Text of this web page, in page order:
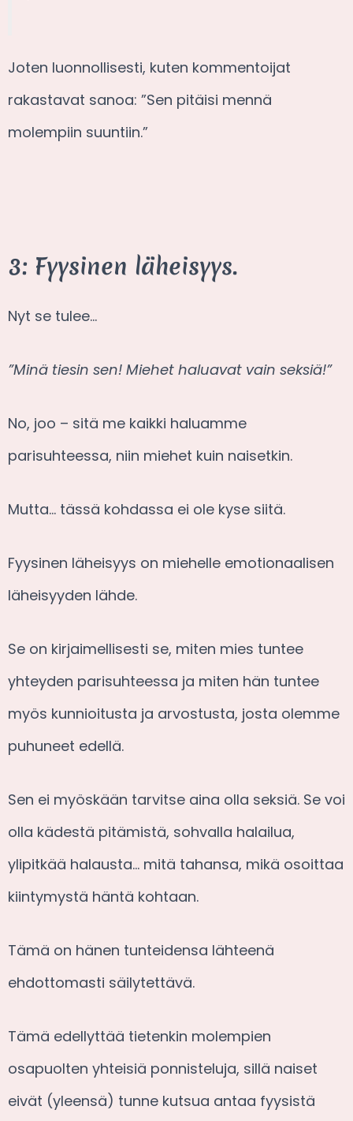
Joten luonnollisesti, kuten kommentoijat
rakastavat sanoa: ”Sen pitäisi mennä
molempiin suuntiin.”
3: Fyysinen läheisyys.
Nyt se tulee…
”Minä tiesin sen! Miehet haluavat vain seksiä!”
No, joo – sitä me kaikki haluamme
parisuhteessa, niin miehet kuin naisetkin.
Mutta… tässä kohdassa ei ole kyse siitä.
Fyysinen läheisyys on miehelle emotionaalisen
läheisyyden lähde.
Se on kirjaimellisesti se, miten mies tuntee
yhteyden parisuhteessa ja miten hän tuntee
myös kunnioitusta ja arvostusta, josta olemme
puhuneet edellä.
Sen ei myöskään tarvitse aina olla seksiä. Se voi
olla kädestä pitämistä, sohvalla halailua,
ylipitkää halausta… mitä tahansa, mikä osoittaa
kiintymystä häntä kohtaan.
Tämä on hänen tunteidensa lähteenä
ehdottomasti säilytettävä.
Tämä edellyttää tietenkin molempien
osapuolten yhteisiä ponnisteluja, sillä naiset
eivät (yleensä) tunne kutsua antaa fyysistä